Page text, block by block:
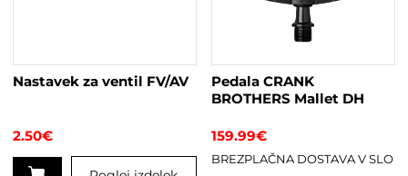
Nastavek za ventil FV/AV
2.50€
Pedala CRANK
BROTHERS Mallet DH
159.99€
BREZPLAČNA DOSTAVA V SLO